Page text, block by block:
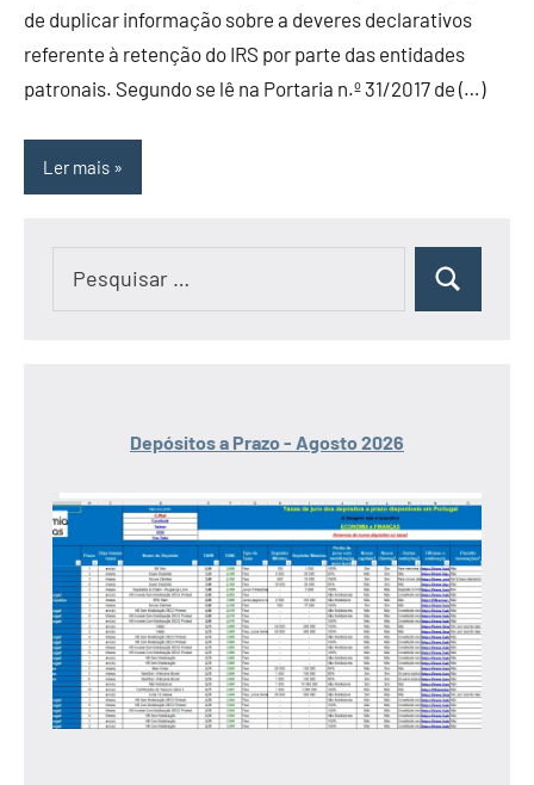
de duplicar informação sobre a deveres declarativos
referente à retenção do IRS por parte das entidades
patronais. Segundo se lê na Portaria n.º 31/2017 de (…)
Ler mais
Pesquisar
Depósitos a Prazo - Agosto 2026